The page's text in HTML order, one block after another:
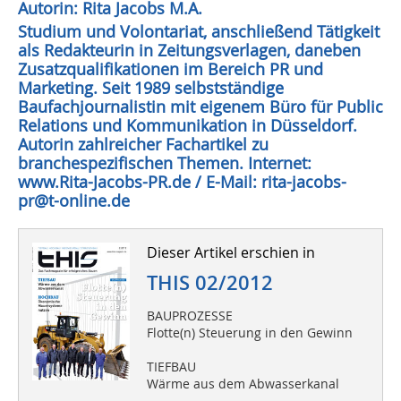
Autorin: Rita Jacobs M.A.
Studium und Volontariat, anschließend Tätigkeit
als Redakteurin in Zeitungsverlagen, daneben
Zusatzqualifikationen im Bereich PR und
Marketing. Seit 1989 selbstständige
Baufachjournalistin mit eigenem Büro für Public
Relations und Kommunikation in Düsseldorf.
Autorin zahlreicher Fachartikel zu
branchespezifischen Themen. Internet:
www.Rita-Jacobs-PR.de / E-Mail: rita-jacobs-
pr@t-online.de
Dieser Artikel erschien in
THIS 02/2012
BAUPROZESSE
Flotte(n) Steuerung in den Gewinn
TIEFBAU
Wärme aus dem Abwasserkanal